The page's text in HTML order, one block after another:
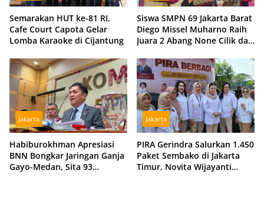
Semarakan HUT ke-81 RI,
Cafe Court Capota Gelar
Lomba Karaoke di Cijantung
Siswa SMPN 69 Jakarta Barat
Diego Missel Muharno Raih
Juara 2 Abang None Cilik dan
Jakarta
Habiburokhman Apresiasi
BNN Bongkar Jaringan Ganja
Gayo-Medan, Sita 93
Jakarta
PIRA Gerindra Salurkan 1.450
Paket Sembako di Jakarta
Timur, Novita Wijayanti